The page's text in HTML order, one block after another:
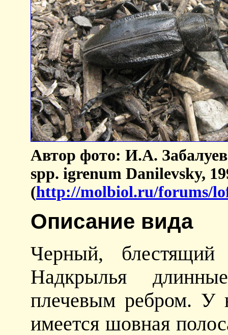
Автор фото: И.А.
spp. igrenum Danilevsky,
(http://molbiol.ru/forums/
Описание вида
Черный,
Надкрылья
плечевым ребром. У
имеется шовная